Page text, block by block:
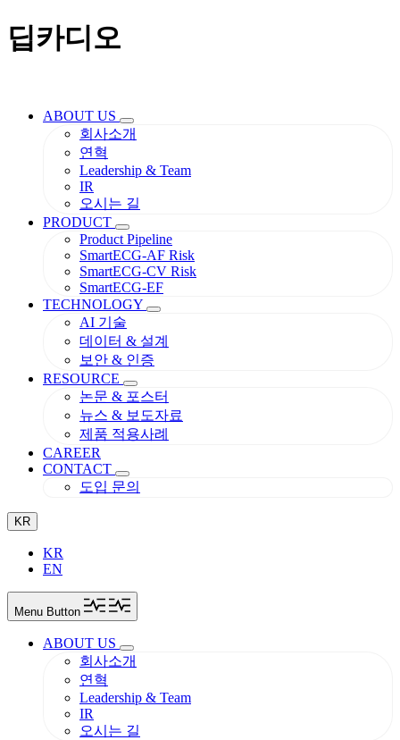
딥카디오
ABOUT US
회사소개
연혁
Leadership & Team
IR
오시는 길
PRODUCT
Product Pipeline
SmartECG-AF Risk
SmartECG-CV Risk
SmartECG-EF
TECHNOLOGY
AI 기술
데이터 & 설계
보안 & 인증
RESOURCE
논문 & 포스터
뉴스 & 보도자료
제품 적용사례
CAREER
CONTACT
도입 문의
KR
KR
EN
Menu Button
ABOUT US
회사소개
연혁
Leadership & Team
IR
오시는 길